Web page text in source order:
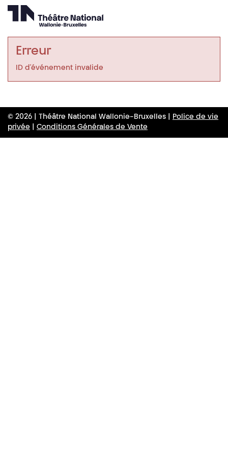
Erreur
ID d'événement invalide
© 2026 | Théâtre National Wallonie-Bruxelles |
Police de vie
privée
Conditions Générales de Vente